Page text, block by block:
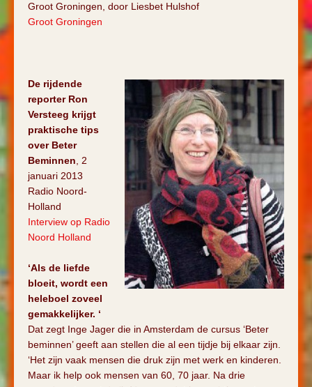
Groot Groningen, door Liesbet Hulshof
Groot Groningen
De rijdende
reporter Ron
Versteeg krijgt
praktische tips
over Beter
Beminnen , 2
januari 2013
Radio Noord-
Holland
Interview op Radio
Noord Holland
‘Als de liefde
bloeit, wordt een
heleboel zoveel
gemakkelijker. ‘
Dat zegt Inge Jager die in Amsterdam de cursus ‘Beter
beminnen’ geeft aan stellen die al een tijdje bij elkaar zijn.
‘Het zijn vaak mensen die druk zijn met werk en kinderen.
Maar ik help ook mensen van 60, 70 jaar. Na drie